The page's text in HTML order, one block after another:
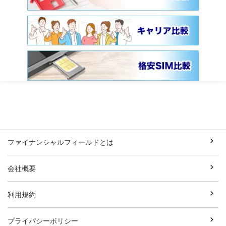
ファイナンシャルフィールドとは
会社概要
利用規約
プライバシーポリシー